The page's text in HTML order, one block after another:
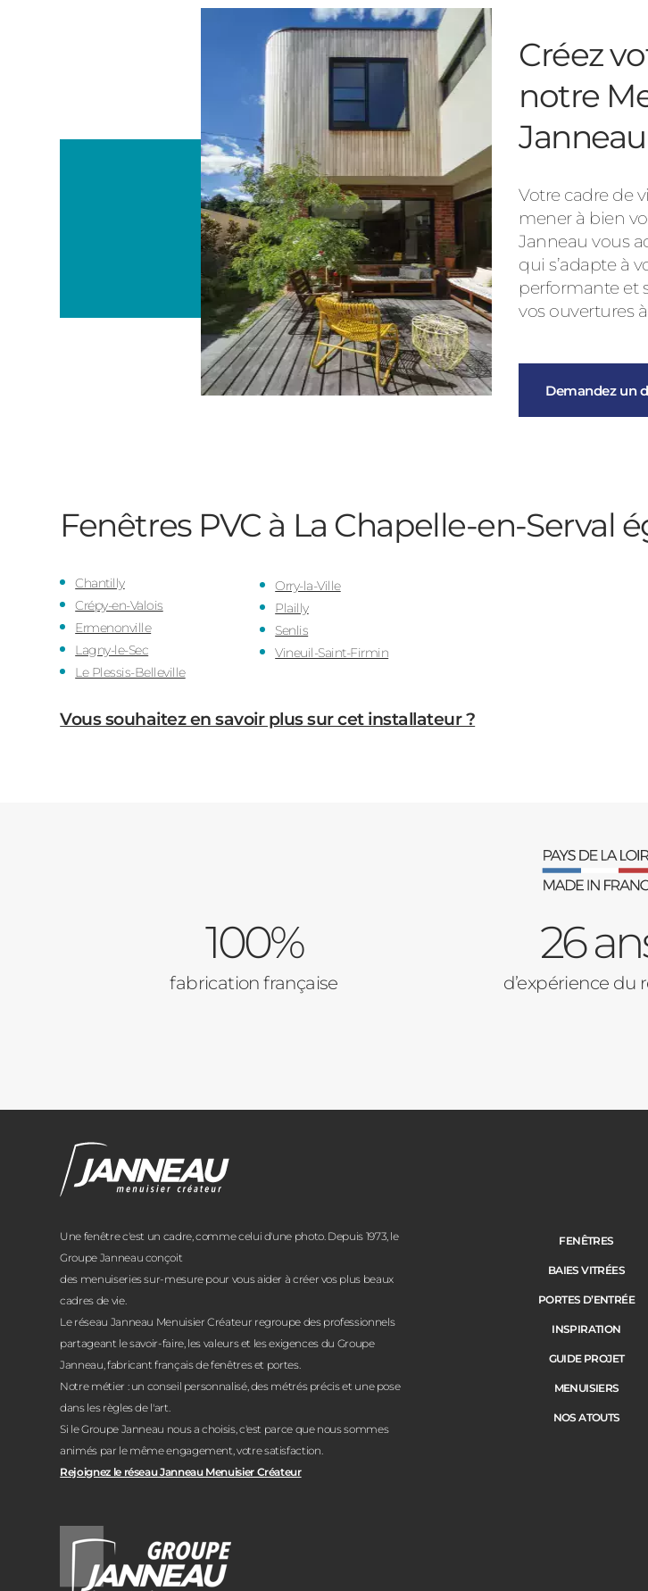
Créez
notre
Janneau
Votre cadre de
mener à bien
Janneau vous
qui s’adapte à
performante et
vos ouvertures
Demandez un
Fenêtres PVC à La Chapelle-en-Serval
Chantilly
Crépy-en-Valois
Ermenonville
Lagny-le-Sec
Le Plessis-Belleville
Orry-la-Ville
Plailly
Senlis
Vineuil-Saint-Firmin
Vous souhaitez en savoir plus sur cet installateur ?
100%
fabrication française
26
d’expérience du
Une fenêtre c'est un cadre, comme celui d'une photo. Depuis 1973, le
Groupe Janneau conçoit
des menuiseries sur-mesure pour vous aider à créer vos plus beaux
cadres de vie.
Le réseau Janneau Menuisier Créateur regroupe des professionnels
partageant le savoir-faire, les valeurs et les exigences du Groupe
Janneau, fabricant français de fenêtres et portes.
Notre métier : un conseil personnalisé, des métrés précis et une pose
dans les règles de l'art.
Si le Groupe Janneau nous a choisis, c'est parce que nous sommes
animés par le même engagement, votre satisfaction.
Rejoignez le réseau Janneau Menuisier Créateur
FENÊTRES
BAIES VITRÉES
PORTES D’ENTRÉE
INSPIRATION
GUIDE PROJET
MENUISIERS
NOS ATOUTS